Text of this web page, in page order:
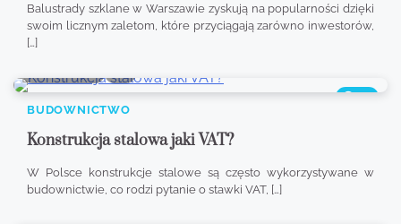
Balustrady szklane w Warszawie zyskują na popularności dzięki
swoim licznym zaletom, które przyciągają zarówno inwestorów,
[…]
351
BUDOWNICTWO
Konstrukcja stalowa jaki VAT?
W Polsce konstrukcje stalowe są często wykorzystywane w
budownictwie, co rodzi pytanie o stawki VAT, […]